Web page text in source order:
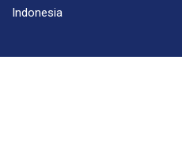
Indonesia